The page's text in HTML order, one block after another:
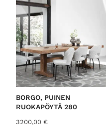
BORGO, PUINEN
RUOKAPÖYTÄ 280
3200,00 €